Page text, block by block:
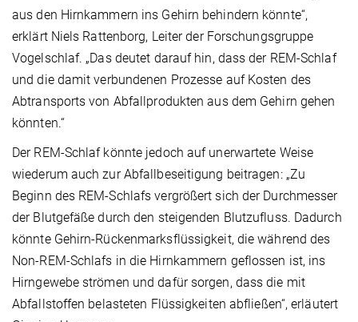
aus den Hirnkammern ins Gehirn behindern könnte“,
erklärt Niels Rattenborg, Leiter der Forschungsgruppe
Vogelschlaf. „Das deutet darauf hin, dass der REM-Schlaf
und die damit verbundenen Prozesse auf Kosten des
Abtransports von Abfallprodukten aus dem Gehirn gehen
könnten.“
Der REM-Schlaf könnte jedoch auf unerwartete Weise
wiederum auch zur Abfallbeseitigung beitragen: „Zu
Beginn des REM-Schlafs vergrößert sich der Durchmesser
der Blutgefäße durch den steigenden Blutzufluss. Dadurch
könnte Gehirn-Rückenmarksflüssigkeit, die während des
Non-REM-Schlafs in die Hirnkammern geflossen ist, ins
Hirngewebe strömen und dafür sorgen, dass die mit
Abfallstoffen belasteten Flüssigkeiten abfließen“, erläutert